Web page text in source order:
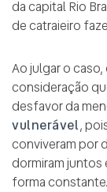
da capital Rio
de catraieiro
Ao julgar o
consideração
desfavor da
vulnerável,
conviveram por
dormiram juntos
forma constante.